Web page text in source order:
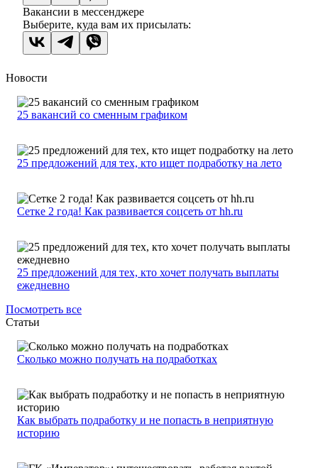
Вакансии в мессенджере
Выберите, куда вам их присылать:
Новости
25 вакансий со сменным графиком
25 предложений для тех, кто ищет подработку на лето
Сетке 2 года! Как развивается соцсеть от hh.ru
25 предложений для тех, кто хочет получать выплаты
ежедневно
Посмотреть все
Статьи
Сколько можно получать на подработках
Как выбрать подработку и не попасть в неприятную
историю